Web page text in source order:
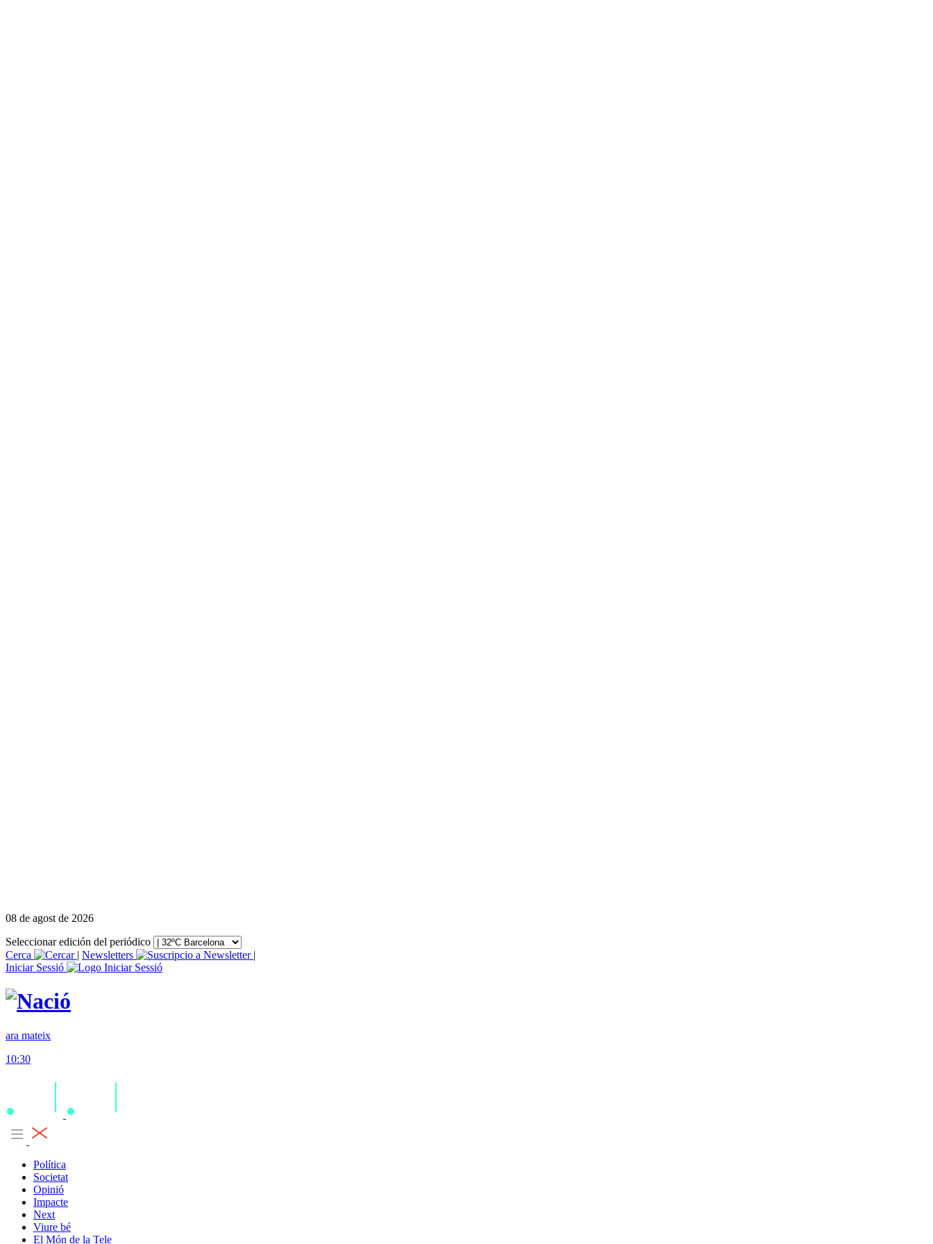
08 de agost de 2026
Seleccionar edición del periódico
Cerca
| Newsletters
|
Iniciar Sessió
ara mateix
10:30
Política
Societat
Opinió
Impacte
Next
Viure bé
El Món de la Tele